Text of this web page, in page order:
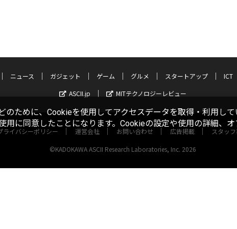
ニュース ガジェット ゲーム グルメ スタートアップ ICT
ASCII.jp
MITテクノロジーレビュー
ライバシーポリシー 運営会社 お問い合わせ 広告掲載 スタッ
©KADOKAWA ASCII Research Laboratories, Inc. 2026
のために、Cookieを使用してアクセスデータを取得・利用して
用に同意したことになります。Cookieの設定や使用の詳細、